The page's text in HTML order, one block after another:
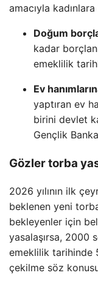
amacıyla
Doğum
kadar
emeklilik
Ev
yaptıran ev
birini devlet
Gençlik
Gözler torba
2026 yılının ilk
beklenen yeni
bekleyenler için
yasalaşırsa, 2000
emeklilik tarihinde
çekilme söz